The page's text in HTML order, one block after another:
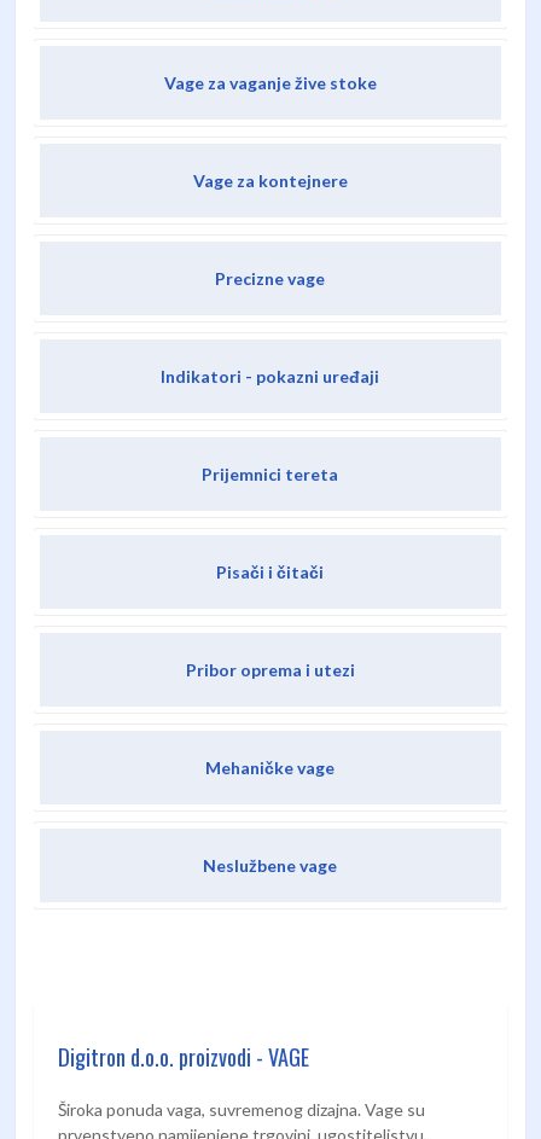
Vage za vaganje žive stoke
Vage za kontejnere
Precizne vage
Indikatori - pokazni uređaji
Prijemnici tereta
Pisači i čitači
Pribor oprema i utezi
Mehaničke vage
Neslužbene vage
Digitron d.o.o. proizvodi - VAGE
Široka ponuda vaga, suvremenog dizajna. Vage su